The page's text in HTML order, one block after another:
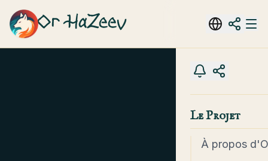
Or HaZeev
Le Projet
À propos